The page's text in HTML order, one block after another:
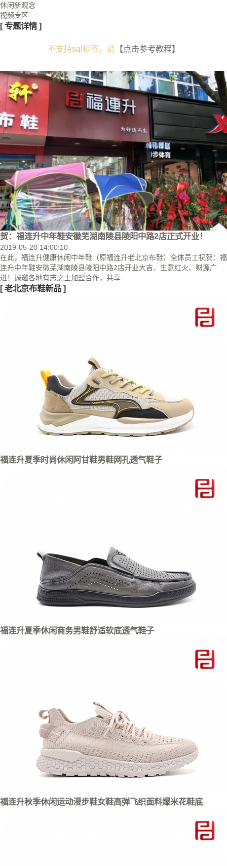
休闲新观念
视频专区
[ 专题详情 ]
不支持sql标签，请【点击参考教程】
贺：福连升中年鞋安徽芜湖南陵县陵阳中路2店正式开业！
2019-05-20 14:00:10
在此，福连升健康休闲中年鞋（原福连升老北京布鞋）全体员工祝贺：福
连升中年鞋安徽芜湖南陵县陵阳中路2店开业大吉、生意红火、财源广
进！诚邀各地有志之士加盟合作，共享
[ 老北京布鞋新品 ]
福连升夏季时尚休闲阿甘鞋男鞋网孔透气鞋子
福连升夏季休闲商务男鞋舒适软底透气鞋子
福连升秋季休闲运动漫步鞋女鞋高弹飞织面料爆米花鞋底